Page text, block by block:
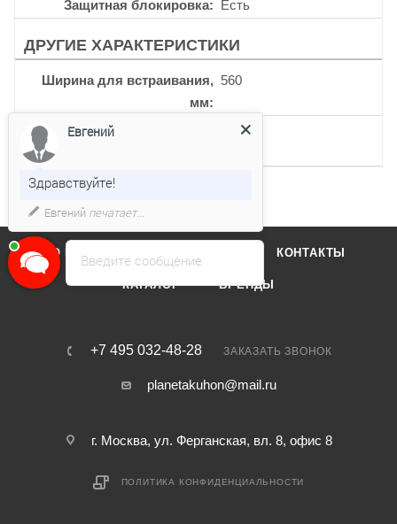
Защитная блокировка
Есть
ДРУГИЕ ХАРАКТЕРИСТИКИ
Ширина для встраивания,
мм
560
Глубина для встраивания,
490
О КОМПАНИИ КОНТАКТЫ
КАТАЛОГ БРЕНДЫ
+7 495 032-48-28 ЗАКАЗАТЬ ЗВОНОК
planetakuhon@mail.ru
г. Москва, ул. Ферганская, вл. 8, офис 8
ПОЛИТИКА КОНФИДЕНЦИАЛЬНОСТИ
Введите сообщение
Евгений
Здравствуйте!
Евгенийпечатает...